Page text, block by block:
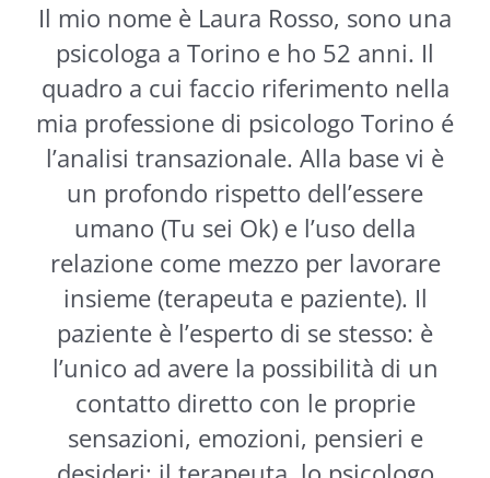
Il mio nome è Laura Rosso, sono una
psicologa a Torino e ho 52 anni. Il
quadro a cui faccio riferimento nella
mia professione di psicologo Torino é
l’analisi transazionale. Alla base vi è
un profondo rispetto dell’essere
umano (Tu sei Ok) e l’uso della
relazione come mezzo per lavorare
insieme (terapeuta e paziente). Il
paziente è l’esperto di se stesso: è
l’unico ad avere la possibilità di un
contatto diretto con le proprie
sensazioni, emozioni, pensieri e